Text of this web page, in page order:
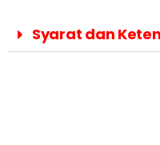
Syarat dan